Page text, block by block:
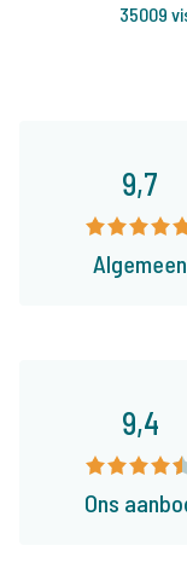
35009
9,7
Algemeen
9,4
Ons